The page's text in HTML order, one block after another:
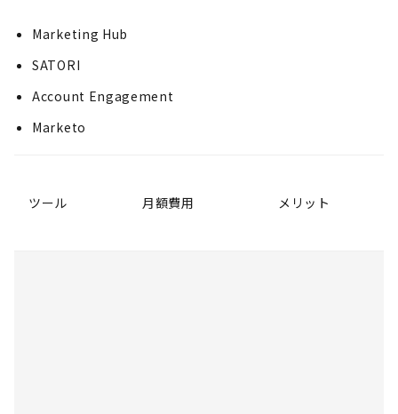
Marketing Hub
SATORI
Account Engagement
Marketo
ツール 月額費用 メリット